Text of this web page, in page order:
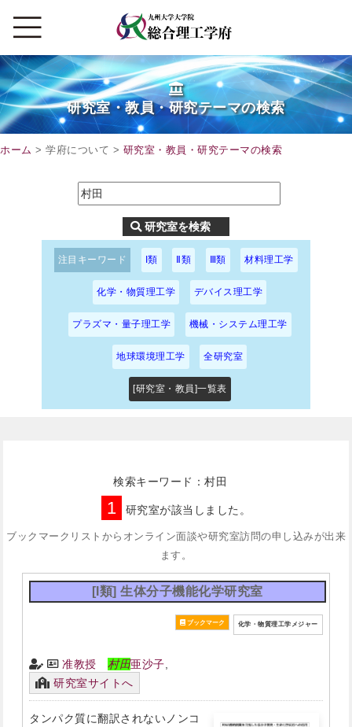
研究室・教員・研究テーマの検索
ホーム > 学府について > 研究室・教員・研究テーマの検索
注目キーワード I類 Ⅱ類 Ⅲ類 材料理工学
化学・物質理工学 デバイス理工学
プラズマ・量子理工学 機械・システム理工学
地球環境理工学 全研究室
[研究室・教員]一覧表
検索キーワード：村田
1 研究室が該当しました。
ブックマークリストからオンライン面談や研究室訪問の申し込みが出来
ます。
[I類] 生体分子機能化学研究室
化学・物質理工学メジャー
准教授村田亜沙子
研究室サイトへ
タンパク質に翻訳されないノンコ